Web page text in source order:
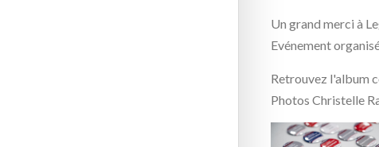
Un grand merci à
Evénement
Retrouvez l'album
Photos Christelle